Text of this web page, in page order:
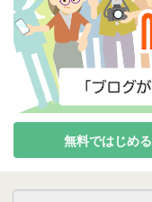
無料ではじめる